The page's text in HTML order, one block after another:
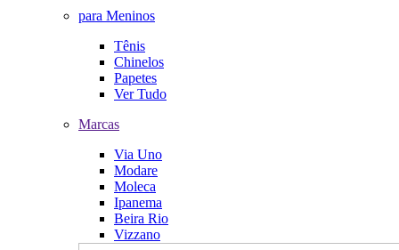
para Meninos
Tênis
Chinelos
Papetes
Ver Tudo
Marcas
Via Uno
Modare
Moleca
Ipanema
Beira Rio
Vizzano